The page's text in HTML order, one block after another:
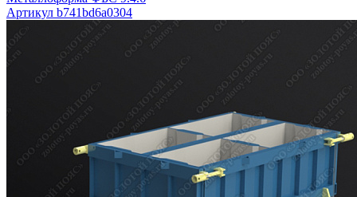
Артикул b741bd6a0304